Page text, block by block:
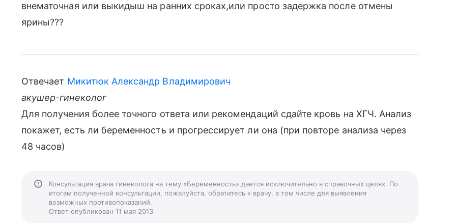
внематочная или выкидыш на ранних сроках,или просто задержка после отмены
ярины???
Отвечает Микитюк Александр Владимирович
акушер-гинеколог
Для получения более точного ответа или рекомендаций сдайте кровь на ХГЧ. Анализ
покажет, есть ли беременность и прогрессирует ли она (при повторе анализа через
48 часов)
Консультация врача гинеколога на тему «Беременность» дается исключительно в справочных целях. По
итогам полученной консультации, пожалуйста, обратитесь к врачу, в том числе для выявления
возможных противопоказаний.
Ответ опубликован 11 мая 2013